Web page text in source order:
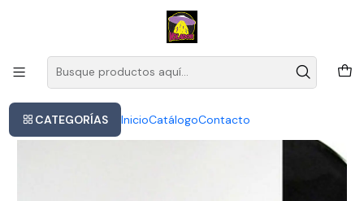
CATEGORÍAS InicioCatálogoContacto
Este es el texto del slide